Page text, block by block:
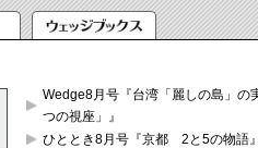
Wedge8月号『台湾「麗しの島」の
つの視座」』
ひととき8月号『京都 2と5の物語』